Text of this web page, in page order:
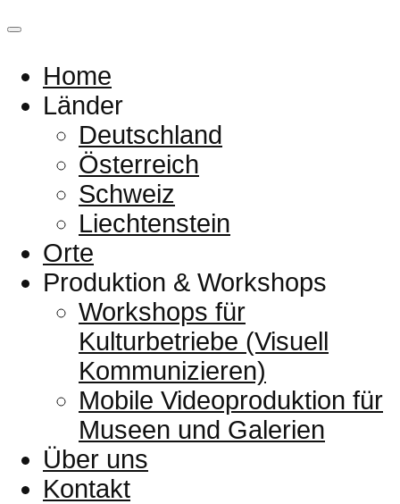
Home
Länder
Deutschland
Österreich
Schweiz
Liechtenstein
Orte
Produktion & Workshops
Workshops für
Kulturbetriebe (Visuell
Kommunizieren)
Mobile Videoproduktion für
Museen und Galerien
Über uns
Kontakt